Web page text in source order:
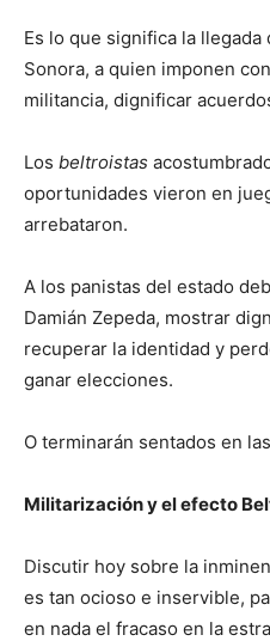
Es lo que significa la llegada
Sonora, a quien imponen
militancia, dignificar
Los beltroistas
oportunidades vieron en
arrebataron.
A los panistas del estado
Damián Zepeda, mostrar
recuperar la identidad y
ganar elecciones.
O terminarán sentados en
Militarización y el efecto
Discutir hoy sobre la
es tan ocioso e inservible,
en nada el fracaso en la